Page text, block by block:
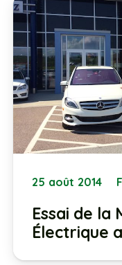
25 août 2014
Essai de la
Électrique